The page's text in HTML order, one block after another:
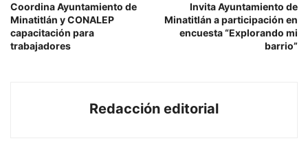
Coordina Ayuntamiento de
Minatitlán y CONALEP
capacitación para
trabajadores
Invita Ayuntamiento de
Minatitlán a participación en
encuesta “Explorando mi
barrio”
Redacción editorial